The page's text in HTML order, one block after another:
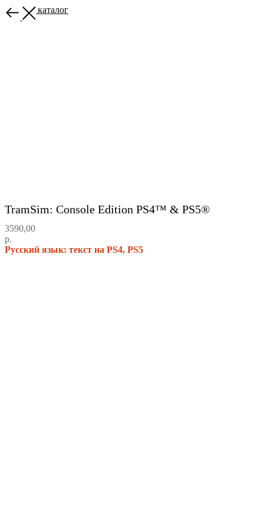
Назад в каталог
TramSim: Console Edition PS4™ & PS5®
3590,00
р.
Русский язык: текст на PS4, PS5